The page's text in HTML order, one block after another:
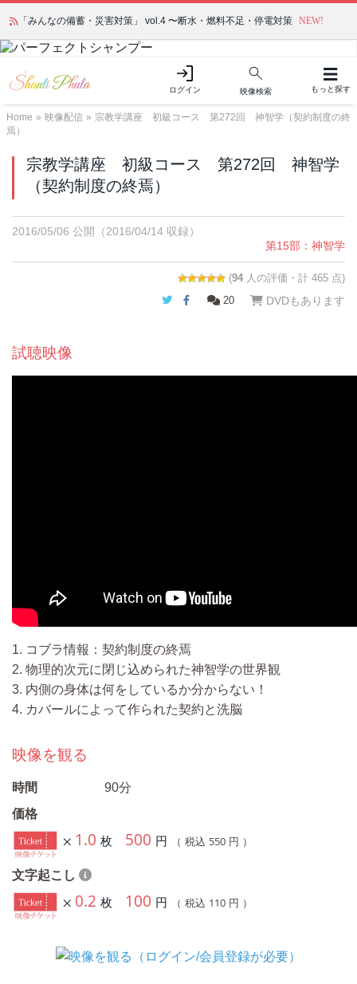
「みんなの備蓄・災害対策」 vol.4 〜断水・燃料不足・停電対策 NEW!
ログイン 映像検索 もっと探す
Home » 映像配信 » 宗教学講座 初級コース 第272回 神智学（契約制度の終
焉）
宗教学講座 初級コース 第272回 神智学
（契約制度の終焉）
2016/05/06 公開
（2016/04/14 収録）
第15部：神智学
(94 人の評価・計 465 点)
Twitter
Facebook
20 DVDもあります
試聴映像
1. コブラ情報：契約制度の終焉
2. 物理的次元に閉じ込められた神智学の世界観
3. 内側の身体は何をしているか分からない！
4. カバールによって作られた契約と洗脳
映像を観る
時間
90分
価格
1.0 枚 500 円 （ 税込 550 円 ）
文字起こし
0.2 枚 100 円 （ 税込 110 円 ）